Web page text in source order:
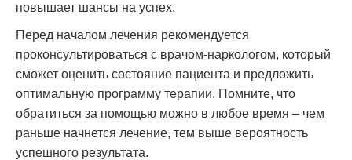
повышает шансы на успех.
Перед началом лечения рекомендуется
проконсультироваться с врачом-наркологом, который
сможет оценить состояние пациента и предложить
оптимальную программу терапии. Помните, что
обратиться за помощью можно в любое время – чем
раньше начнется лечение, тем выше вероятность
успешного результата.